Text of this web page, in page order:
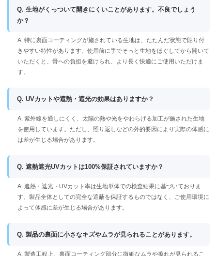
Q. 生地がくっついて開きにくいことがあります。不良でしょう
か？
A. 特に裏面コーティングが施されている生地は、たたんだ状態で貼り付
きやすい特性があります。使用前に手でそっと生地をほぐしてから開いて
いただくと、骨への負担を避けられ、より長く快適にご使用いただけま
す。
Q. UVカットや遮熱・遮光の効果はありますか？
A. 紫外線を通しにくく、太陽の熱や光をやわらげる加工が施された生地
を使用しています。ただし、照り返しなどの外的要因により実際の体感に
は差が生じる場合があります。
Q. 遮熱遮光UVカットは100%保証されていますか？
A. 遮熱・遮光・UVカット率は生地単体での検査結果に基づいておりま
す。製品全体としての完全な遮蔽を保証するものではなく、ご使用環境に
よって体感に差が生じる場合があります。
Q. 製品の裏面に小さなキズやムラが見られることがあります。
A. 製造工程上、裏面コーティング部分に微細なムラや擦れが見られるこ